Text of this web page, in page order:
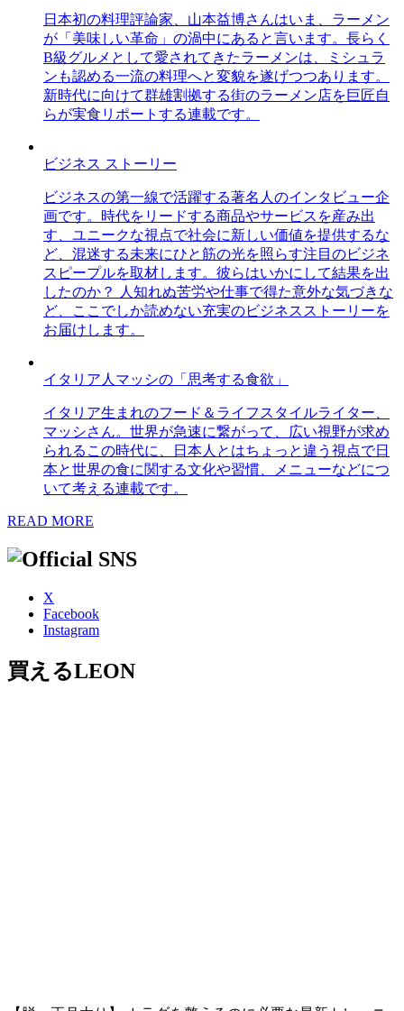
日本初の料理評論家、山本益博さんはいま、ラーメン
が「美味しい革命」の渦中にあると言います。長らく
B級グルメとして愛されてきたラーメンは、ミシュラ
ンも認める一流の料理へと変貌を遂げつつあります。
新時代に向けて群雄割拠する街のラーメン店を巨匠自
らが実食リポートする連載です。
ビジネス ストーリー
ビジネスの第一線で活躍する著名人のインタビュー企
画です。時代をリードする商品やサービスを産み出
す、ユニークな視点で社会に新しい価値を提供するな
ど、混迷する未来にひと筋の光を照らす注目のビジネ
スピープルを取材します。彼らはいかにして結果を出
したのか？ 人知れぬ苦労や仕事で得た意外な気づきな
ど、ここでしか読めない充実のビジネスストーリーを
お届けします。
イタリア人マッシの「思考する食欲」
イタリア生まれのフード＆ライフスタイルライター、
マッシさん。世界が急速に繋がって、広い視野が求め
られるこの時代に、日本人とはちょっと違う視点で日
本と世界の食に関する文化や習慣、メニューなどにつ
いて考える連載です。
READ MORE
X
Facebook
Instagram
買えるLEON